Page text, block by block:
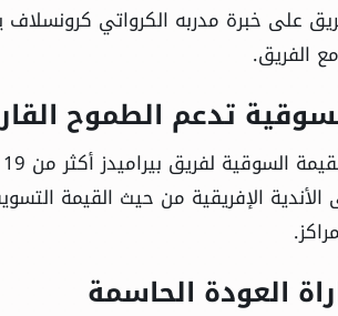
على خبرة مدربه الكرواتي
الفريق.
تدعم الطموح
الأندية الإفريقية من حيث القيمة
العودة الحاسمة